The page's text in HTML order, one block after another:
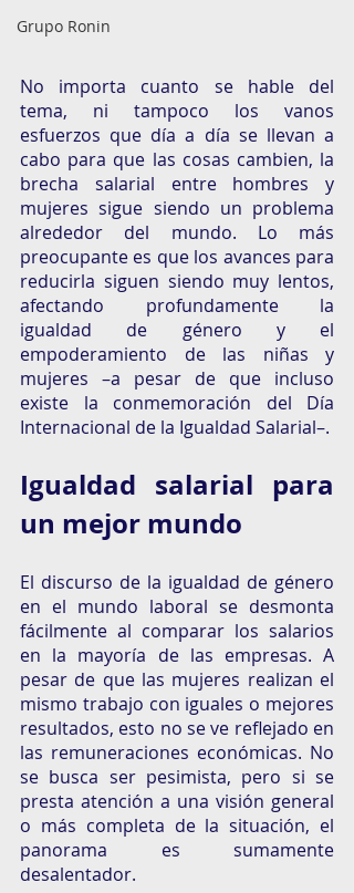
Grupo Ronin
No importa cuanto se hable del
tema, ni tampoco los vanos
esfuerzos que día a día se llevan a
cabo para que las cosas cambien, la
brecha salarial entre hombres y
mujeres sigue siendo un problema
alrededor del mundo. Lo más
preocupante es que los avances para
reducirla siguen siendo muy lentos,
afectando profundamente la
igualdad de género y el
empoderamiento de las niñas y
mujeres –a pesar de que incluso
existe la conmemoración del Día
Internacional de la Igualdad Salarial–.
Igualdad salarial para
un mejor mundo
El discurso de la igualdad de género
en el mundo laboral se desmonta
fácilmente al comparar los salarios
en la mayoría de las empresas. A
pesar de que las mujeres realizan el
mismo trabajo con iguales o mejores
resultados, esto no se ve reflejado en
las remuneraciones económicas. No
se busca ser pesimista, pero si se
presta atención a una visión general
o más completa de la situación, el
panorama es sumamente
desalentador.